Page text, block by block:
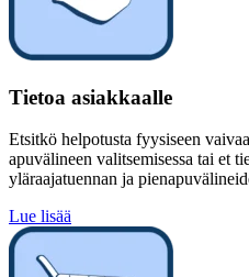
Tietoa asiakkaalle
Etsitkö helpotusta fyysiseen
apuvälineen valitsemisessa tai et
yläraajatuennan ja
Lue lisää